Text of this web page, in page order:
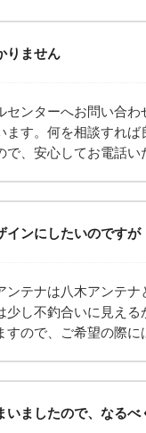
りません
センターへお問い合
ます。何を相談すれ
で、安心してお電話
インにしたいのですが
ンテナは八木アンテ
少し不釣合いに見え
すので、ご希望の際
いましたので、なる